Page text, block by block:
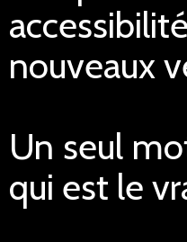
nouveaux
Un seul
qui est le